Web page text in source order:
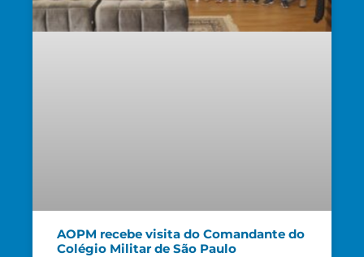
AOPM recebe visita do Comandante do
Colégio Militar de São Paulo